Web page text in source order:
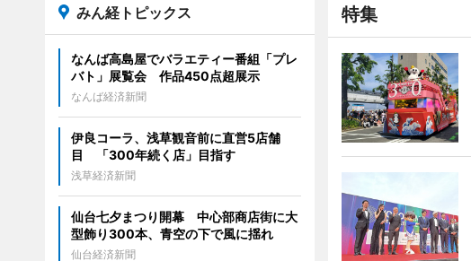
特集
みん経トピックス
なんば高島屋でバラエティー番組「プレ
バト」展覧会 作品450点超展示
なんば経済新聞
伊良コーラ、浅草観音前に直営5店舗
目 「300年続く店」目指す
浅草経済新聞
仙台七夕まつり開幕 中心部商店街に大
型飾り300本、青空の下で風に揺れ
仙台経済新聞